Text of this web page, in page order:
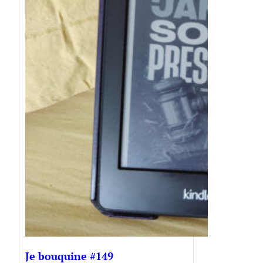
Je bouquine #149